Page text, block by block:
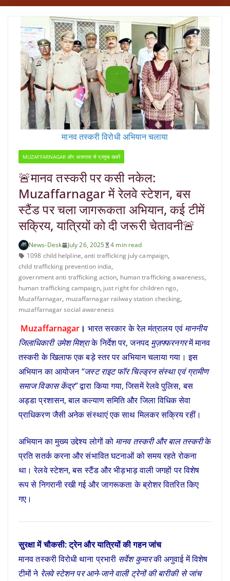
मानव तस्करी विरोधी अभियान चलाया
MUZAFFARNAGAR और आसपास से प्रमुख खबरें
🚨मानव तस्करी पर कसी नकेल:
Muzaffarnagar में रेलवे स्टेशन, बस
स्टैंड पर चला जागरूकता अभियान, कई टीमें
सक्रिय, यात्रियों को दी जरूरी चेतावनी🚨
News-Desk July 26, 2025
4 min read
1098 child helpline,anti trafficking july campaign,
child trafficking prevention india,
government anti trafficking action, human trafficking awareness,
human trafficking campaign, just right for children ngo,
Muzaffarnagar, muzaffarnagar railway station checking,
muzaffarnagar social awareness
Muzaffarnagar । भारत सरकार के रेल मंत्रालय एवं माननीय
जिलाधिकारी उमेश मिश्राके निर्देश पर, जनपदमुज़फ्फरनगरमें मानव
तस्करी के खिलाफ एक बड़े स्तर पर अभियान चलाया गया। इस
अभियान का आयोजन“जस्ट राइट फॉर चिल्ड्रन संस्था एवं ग्रामीण
समाज विकास केंद्र”द्वारा किया गया, जिसमें रेलवे पुलिस, बस
अड्डा प्रशासन, बाल कल्याण समिति और जिला विधिक सेवा
प्राधिकरण जैसी अनेक संस्थाएं एक साथ मिलकर सक्रिय रहीं।
अभियान का मुख्य उद्देश्य लोगों को मानव तस्करी और बाल तस्करीके
प्रति सतर्क करना और संभावित घटनाओं को समय रहते रोकना
था। रेलवे स्टेशन, बस स्टैंड और भीड़भाड़ वाली जगहों पर विशेष
रूप से निगरानी रखी गई और जागरूकता के ब्रोशर वितरित किए
गए।
सुरक्षा में चौकसी: ट्रेन और यात्रियों की गहन जांच
मानव तस्करी विरोधी थाना प्रभारी सर्वेश कुमारकी अगुवाई में विशेष
टीमों ने रेलवे स्टेशन पर आने-जाने वाली ट्रेनों की बारीकी से जांच